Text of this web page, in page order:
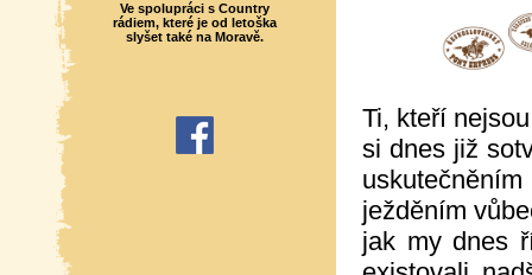
Ve spolupráci s Country
rádiem, které je od letoška
slyšet také na Moravě.
Ti, kteří
si dnes již
ježděním
jak my dnes